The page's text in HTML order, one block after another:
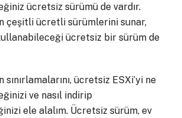
ücretsiz sürümü de vardır.
çeşitli ücretli sürümlerini sunar,
ücretsiz bir sürüm de
ücretsiz ESXi’yi ne
ve nasıl indirip
ele alalım. Ücretsiz sürüm, ev